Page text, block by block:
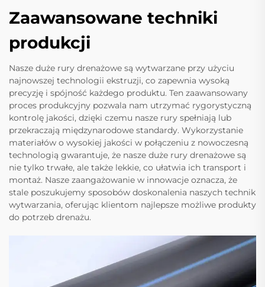
Zaawansowane techniki
produkcji
Nasze duże rury drenażowe są wytwarzane przy użyciu
najnowszej technologii ekstruzji, co zapewnia wysoką
precyzję i spójność każdego produktu. Ten zaawansowany
proces produkcyjny pozwala nam utrzymać rygorystyczną
kontrolę jakości, dzięki czemu nasze rury spełniają lub
przekraczają międzynarodowe standardy. Wykorzystanie
materiałów o wysokiej jakości w połączeniu z nowoczesną
technologią gwarantuje, że nasze duże rury drenażowe są
nie tylko trwałe, ale także lekkie, co ułatwia ich transport i
montaż. Nasze zaangażowanie w innowacje oznacza, że
stale poszukujemy sposobów doskonalenia naszych technik
wytwarzania, oferując klientom najlepsze możliwe produkty
do potrzeb drenażu.